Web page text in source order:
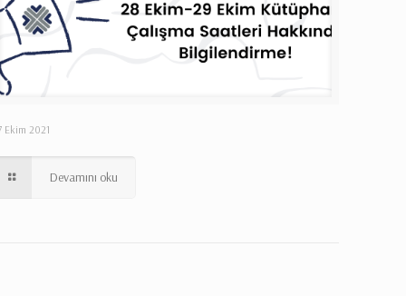
Ekim 2021
Devamını oku